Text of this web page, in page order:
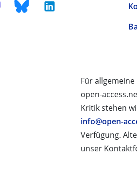
Für
open-
Kritik stehen
info@open-
Verfügung.
unser